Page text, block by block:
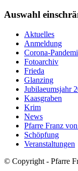
Auswahl
Aktuelles
Anmeldung
Corona-
Fotoarchiv
Frieda
Glanzing
Jubilaeumsjahr
Kaasgraben
Krim
News
Pfarre Franz
Schöpfung
Veranstaltungen
© Copyright - Pfarre